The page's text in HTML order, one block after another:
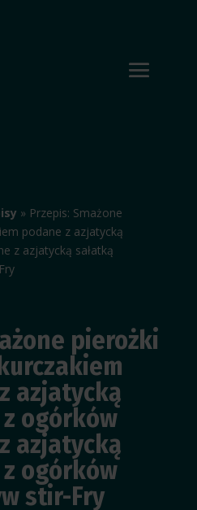
» Przepis: Smażone
podane z azjatycką
z azjatycką sałatką
pierożki
azjatycką
ogórków
azjatycką
ogórków
stir-Fry